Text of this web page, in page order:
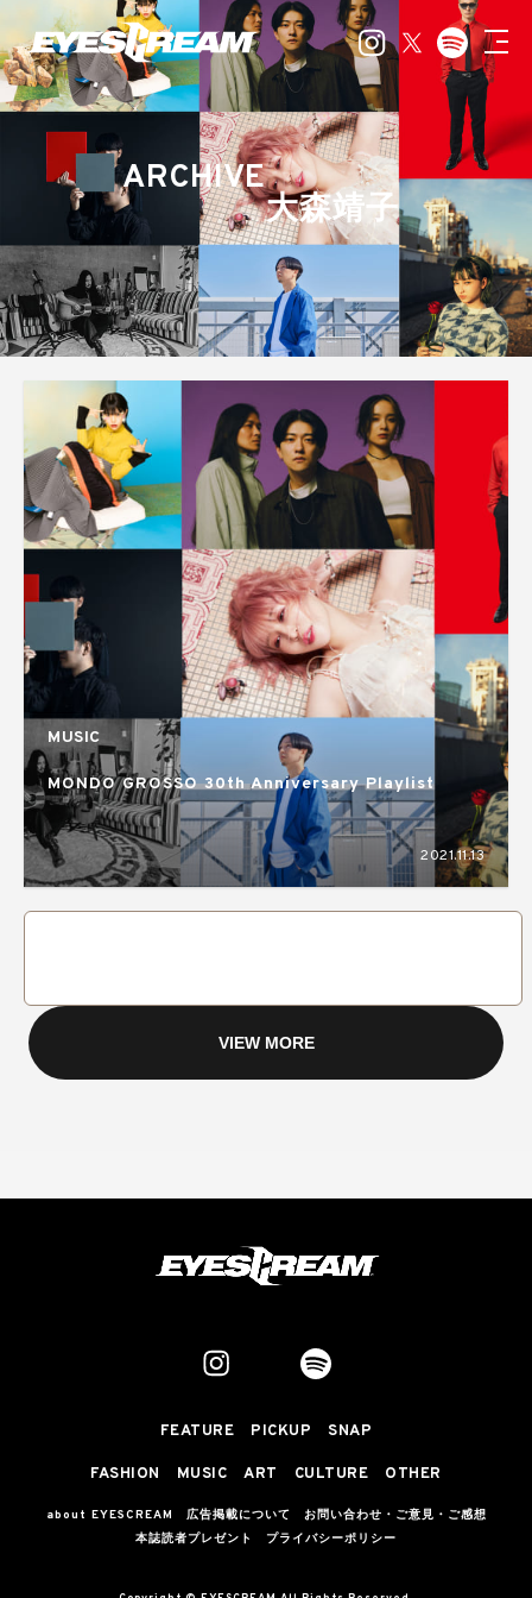
ARCHIVE
大森靖子
MUSIC
MONDO GROSSO 30th Anniversary Playlist
2021.11.13
VIEW MORE
FEATURE PICKUP SNAP
FASHION MUSIC ART CULTURE OTHER
about EYESCREAM 広告掲載について
お問い合わせ・ご意見・ご感想
本誌読者プレゼント
プライバシーポリシー